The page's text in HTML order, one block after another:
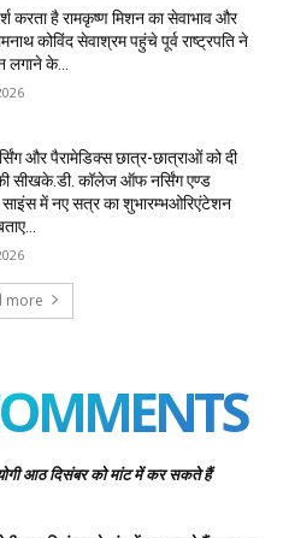
करता है रामकृष्ण मिशन का सेवाभाव और
कोविंद सेवाश्रम पहुंचे पूर्व राष्ट्रपति ने
लगाने के...
और पैरामेडिक्स छात्र-छात्राओं को दी
सीखके.डी. कॉलेज ऑफ नर्सिंग एण्ड
में नए सत्र का शुभारम्भओरिएंटेशन
more
आठ दिसंबर को मांट में कर सकते हैं